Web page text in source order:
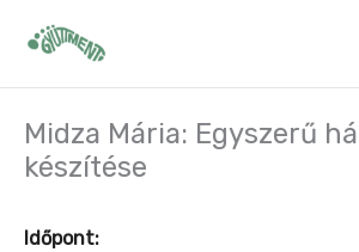
Midza Mária: Egyszerű
készítése
Időpont: